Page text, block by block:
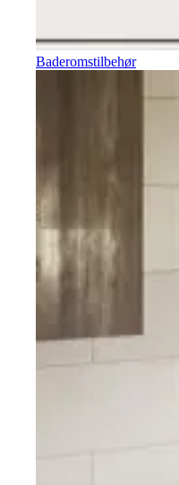
Baderomstilbehør